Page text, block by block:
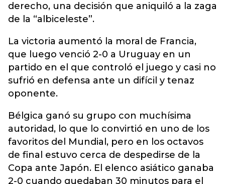
derecho, una decisión que aniquiló a la zaga
de la “albiceleste”.
La victoria aumentó la moral de Francia,
que luego venció 2-0 a Uruguay en un
partido en el que controló el juego y casi no
sufrió en defensa ante un difícil y tenaz
oponente.
Bélgica ganó su grupo con muchísima
autoridad, lo que lo convirtió en uno de los
favoritos del Mundial, pero en los octavos
de final estuvo cerca de despedirse de la
Copa ante Japón. El elenco asiático ganaba
2-0 cuando quedaban 30 minutos para el